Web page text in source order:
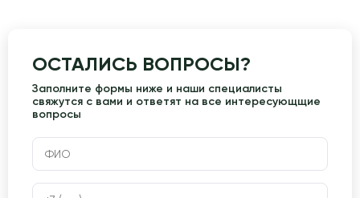
ОСТАЛИСЬ ВОПРОСЫ?
Заполните формы ниже и наши специалисты
свяжутся с вами и ответят на все интересующщие
вопросы